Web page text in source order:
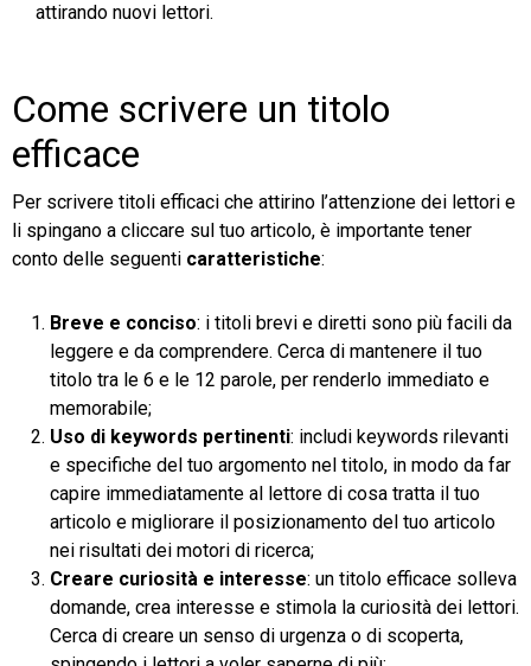
attirando nuovi lettori.
Come scrivere un titolo
efficace
Per scrivere titoli efficaci che attirino l’attenzione dei lettori e
li spingano a cliccare sul tuo articolo, è importante tener
conto delle seguenti caratteristiche:
Breve e conciso: i titoli brevi e diretti sono più facili da
leggere e da comprendere. Cerca di mantenere il tuo
titolo tra le 6 e le 12 parole, per renderlo immediato e
memorabile;
Uso di keywords pertinenti: includi keywords rilevanti
e specifiche del tuo argomento nel titolo, in modo da far
capire immediatamente al lettore di cosa tratta il tuo
articolo e migliorare il posizionamento del tuo articolo
nei risultati dei motori di ricerca;
Creare curiosità e interesse: un titolo efficace solleva
domande, crea interesse e stimola la curiosità dei lettori.
Cerca di creare un senso di urgenza o di scoperta,